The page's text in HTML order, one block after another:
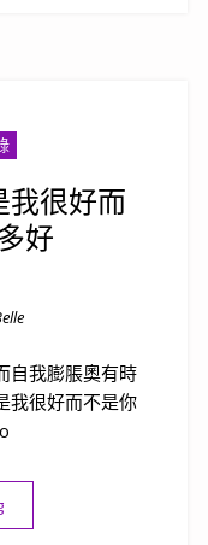
我很好而
好
自我膨脹奧有時
我很好而不是你
“貝語錄｜對你好，是我很好